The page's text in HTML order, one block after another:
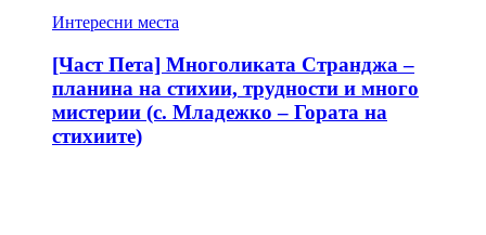
Интересни места
[Част Пета] Многоликата Странджа –
планина на стихии, трудности и много
мистерии (с. Младежко – Гората на
стихиите)